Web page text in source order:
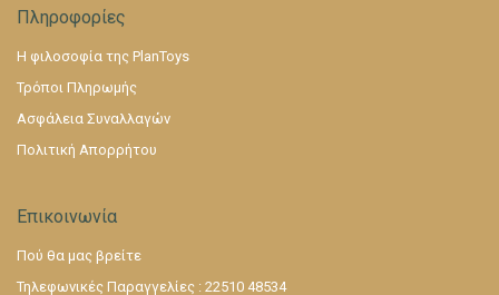
Πληροφορίες
Η φιλοσοφία της PlanToys
Τρόποι Πληρωμής
Ασφάλεια Συναλλαγών
Πολιτική Απορρήτου
Επικοινωνία
Πού θα μας βρείτε
Τηλεφωνικές Παραγγελίες : 22510 48534